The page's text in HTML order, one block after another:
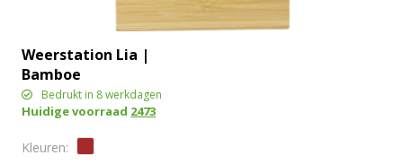
Weerstation Lia |
Bamboe
Bedrukt in 8 werkdagen
Huidige voorraad 2473